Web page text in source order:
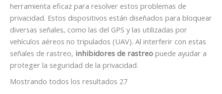
herramienta eficaz para resolver estos problemas de
privacidad. Estos dispositivos están diseñados para bloquear
diversas señales, como las del GPS y las utilizadas por
vehículos aéreos no tripulados (UAV). Al interferir con estas
señales de rastreo, inhibidores de rastreo puede ayudar a
proteger la seguridad de la privacidad.
Mostrando todos los resultados 27